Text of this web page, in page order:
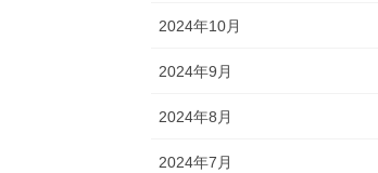
2024年10月
2024年9月
2024年8月
2024年7月